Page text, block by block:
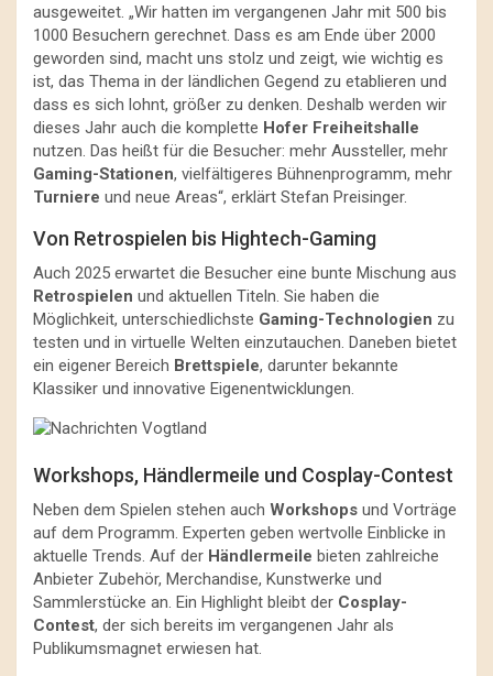
ausgeweitet. „Wir hatten im vergangenen Jahr mit 500 bis
1000 Besuchern gerechnet. Dass es am Ende über 2000
geworden sind, macht uns stolz und zeigt, wie wichtig es
ist, das Thema in der ländlichen Gegend zu etablieren und
dass es sich lohnt, größer zu denken. Deshalb werden wir
dieses Jahr auch die komplette Hofer Freiheitshalle
nutzen. Das heißt für die Besucher: mehr Aussteller, mehr
Gaming-Stationen, vielfältigeres Bühnenprogramm, mehr
Turniere und neue Areas“, erklärt Stefan Preisinger.
Von Retrospielen bis Hightech-Gaming
Auch 2025 erwartet die Besucher eine bunte Mischung aus
Retrospielen und aktuellen Titeln. Sie haben die
Möglichkeit, unterschiedlichste Gaming-Technologien zu
testen und in virtuelle Welten einzutauchen. Daneben bietet
ein eigener Bereich Brettspiele, darunter bekannte
Klassiker und innovative Eigenentwicklungen.
Workshops, Händlermeile und Cosplay-Contest
Neben dem Spielen stehen auch Workshops und Vorträge
auf dem Programm. Experten geben wertvolle Einblicke in
aktuelle Trends. Auf der Händlermeile bieten zahlreiche
Anbieter Zubehör, Merchandise, Kunstwerke und
Sammlerstücke an. Ein Highlight bleibt der Cosplay-
Contest, der sich bereits im vergangenen Jahr als
Publikumsmagnet erwiesen hat.